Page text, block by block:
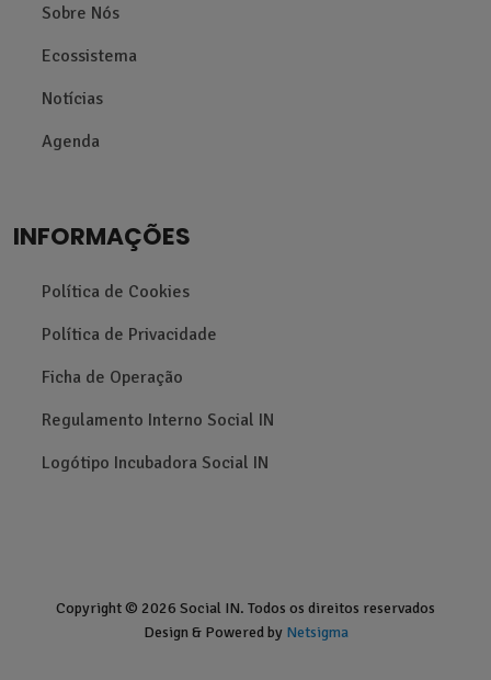
Sobre Nós
Ecossistema
Notícias
Agenda
INFORMAÇÕES
Política de Cookies
Política de Privacidade
Ficha de Operação
Regulamento Interno Social IN
Logótipo Incubadora Social IN
Copyright © 2026 Social IN. Todos os direitos reservados
Design & Powered by Netsigma